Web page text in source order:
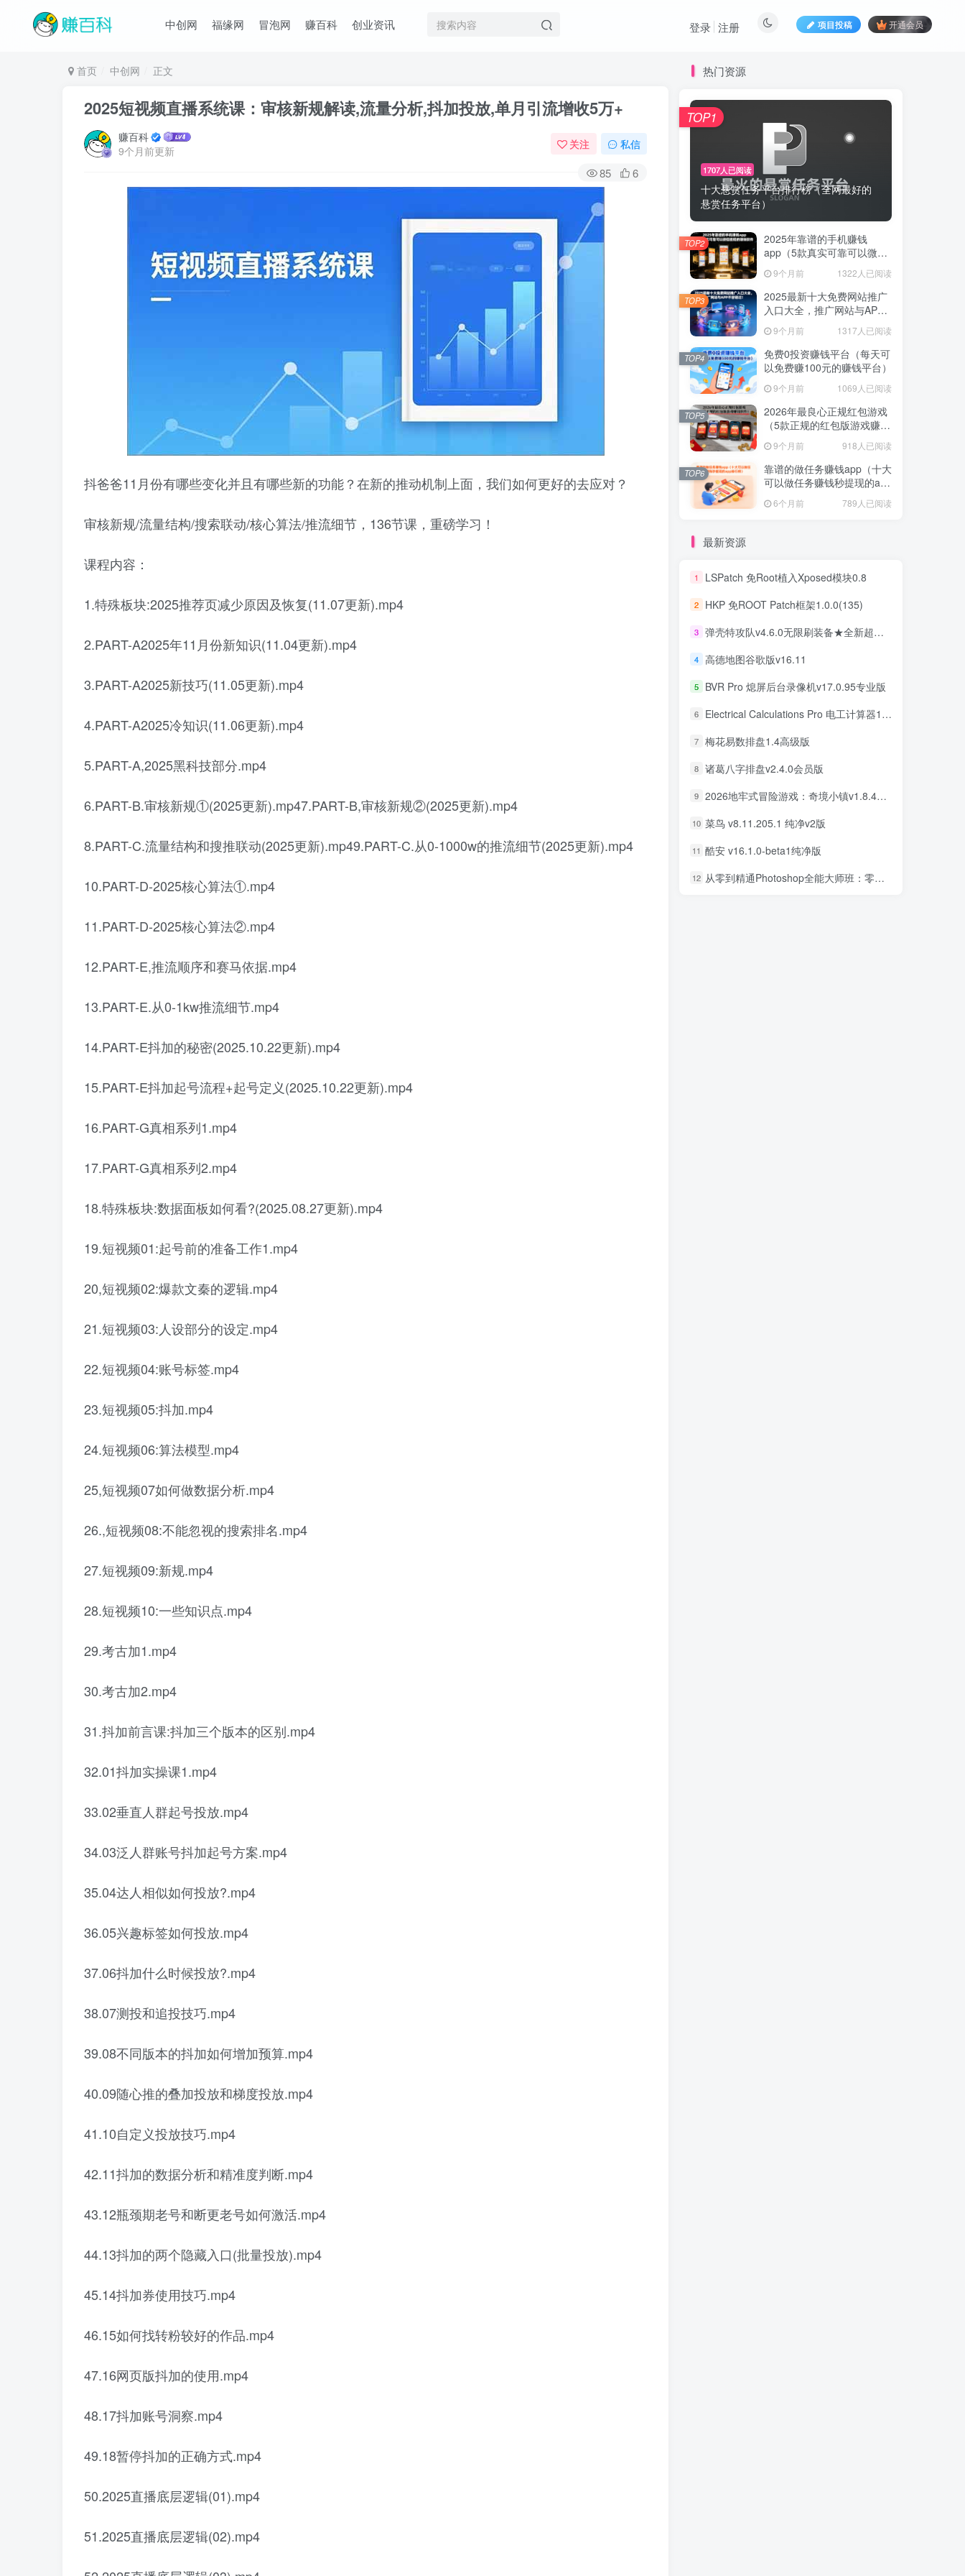
中创网 福缘网 冒泡网 赚百科 创业资讯 项目投稿 开通会员
登录 注册
首页 中创网 正文
2025短视频直播系统课：审核新规解读,流量分析,抖加投放,单月引流增收5万+
赚百科
9个月前更新
关注 私信
85 6
抖爸爸11月份有哪些变化并且有哪些新的功能？在新的推动机制上面，我们如何更好的去应对？
审核新规/流量结构/搜索联动/核心算法/推流细节，136节课，重磅学习！
课程内容：
1.特殊板块:2025推荐页减少原因及恢复(11.07更新).mp4
2.PART-A2025年11月份新知识(11.04更新).mp4
3.PART-A2025新技巧(11.05更新).mp4
4.PART-A2025冷知识(11.06更新).mp4
5.PART-A,2025黑科技部分.mp4
6.PART-B.审核新规①(2025更新).mp47.PART-B,审核新规②(2025更新).mp4
8.PART-C.流量结构和搜推联动(2025更新).mp49.PART-C.从0-1000w的推流细节(2025更新).mp4
10.PART-D-2025核心算法①.mp4
11.PART-D-2025核心算法②.mp4
12.PART-E,推流顺序和赛马依据.mp4
13.PART-E.从0-1kw推流细节.mp4
14.PART-E抖加的秘密(2025.10.22更新).mp4
15.PART-E抖加起号流程+起号定义(2025.10.22更新).mp4
16.PART-G真相系列1.mp4
17.PART-G真相系列2.mp4
18.特殊板块:数据面板如何看?(2025.08.27更新).mp4
19.短视频01:起号前的准备工作1.mp4
20,短视频02:爆款文秦的逻辑.mp4
21.短视频03:人设部分的设定.mp4
22.短视频04:账号标签.mp4
23.短视频05:抖加.mp4
24.短视频06:算法模型.mp4
25,短视频07如何做数据分析.mp4
26.,短视频08:不能忽视的搜索排名.mp4
27.短视频09:新规.mp4
28.短视频10:一些知识点.mp4
29.考古加1.mp4
30.考古加2.mp4
31.抖加前言课:抖加三个版本的区别.mp4
32.01抖加实操课1.mp4
33.02垂直人群起号投放.mp4
34.03泛人群账号抖加起号方案.mp4
35.04达人相似如何投放?.mp4
36.05兴趣标签如何投放.mp4
37.06抖加什么时候投放?.mp4
38.07测投和追投技巧.mp4
39.08不同版本的抖加如何增加预算.mp4
40.09随心推的叠加投放和梯度投放.mp4
41.10自定义投放技巧.mp4
42.11抖加的数据分析和精准度判断.mp4
43.12瓶颈期老号和断更老号如何激活.mp4
44.13抖加的两个隐藏入口(批量投放).mp4
45.14抖加券使用技巧.mp4
46.15如何找转粉较好的作品.mp4
47.16网页版抖加的使用.mp4
48.17抖加账号洞察.mp4
49.18暂停抖加的正确方式.mp4
50.2025直播底层逻辑(01).mp4
51.2025直播底层逻辑(02).mp4
热门资源
1707人已阅读
十大悬赏任务平台排行榜（全网最好的
悬赏任务平台）
TOP1
2025年靠谱的手机赚钱
app（5款真实可靠可以微信
9个月前 1322人已阅读
TOP2
2025最新十大免费网站推广
入口大全，推广网站与APP
9个月前 1317人已阅读
TOP3
免费0投资赚钱平台（每天可
以免费赚100元的赚钱平台）
9个月前 1069人已阅读
TOP4
2026年最良心正规红包游戏
（5款正规的红包版游戏赚钱
9个月前 918人已阅读
TOP5
靠谱的做任务赚钱app（十大
可以做任务赚钱秒提现的app
6个月前 789人已阅读
TOP6
最新资源
1 LSPatch 免Root植入Xposed模块0.8
2 HKP 免ROOT Patch框架1.0.0(135)
3 弹壳特攻队v4.6.0无限刷装备★全新超爽动作射击割草游戏
4 高德地图谷歌版v16.11
5 BVR Pro 熄屏后台录像机v17.0.95专业版
6 Electrical Calculations Pro 电工计算器11.0.5专业版
7 梅花易数排盘1.4高级版
8 诸葛八字排盘v2.4.0会员版
9 2026地牢式冒险游戏：奇境小镇v1.8.411完美版
10 菜鸟 v8.11.205.1 纯净v2版
11 酷安 v16.1.0-beta1纯净版
12 从零到精通Photoshop全能大师班：零基础学PS，直通商业设计变现